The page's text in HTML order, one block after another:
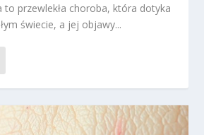
to przewlekła choroba, która dotyka
świecie, a jej objawy...